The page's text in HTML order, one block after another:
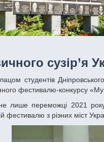
сузір’я
фестивалю-конкурсу
фестивалю з різних міст